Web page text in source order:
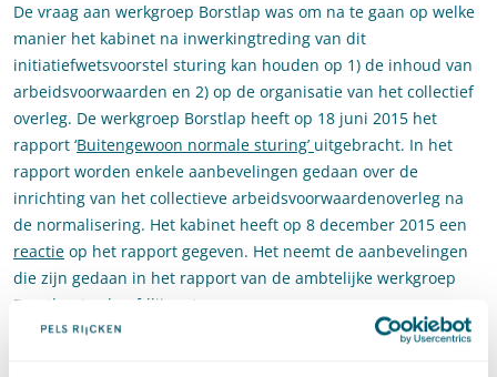
De vraag aan werkgroep Borstlap was om na te gaan op welke
manier het kabinet na inwerkingtreding van dit
initiatiefwetsvoorstel sturing kan houden op 1) de inhoud van
arbeidsvoorwaarden en 2) op de organisatie van het collectief
overleg. De werkgroep Borstlap heeft op 18 juni 2015 het
rapport ‘Buitengewoon normale sturing’ uitgebracht. In het
rapport worden enkele aanbevelingen gedaan over de
inrichting van het collectieve arbeidsvoorwaardenoverleg na
de normalisering. Het kabinet heeft op 8 december 2015 een
reactie op het rapport gegeven. Het neemt de aanbevelingen
die zijn gedaan in het rapport van de ambtelijke werkgroep
Borstlap (op hoofdlijnen) over.
Om gelijkwaardig arbeidsvoorwaardenoverleg binnen de